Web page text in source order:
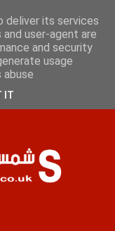
الصفحات
deliver its services
user-agent are
and security
usage
IT